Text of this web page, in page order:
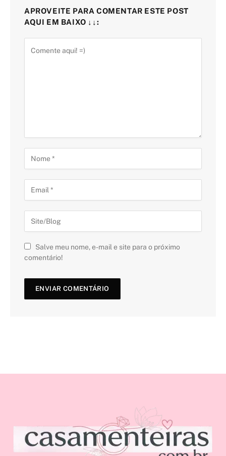
APROVEITE PARA COMENTAR ESTE POST
AQUI EM BAIXO ↓↓:
Salve meu nome, e-mail e site para o próximo
comentário!